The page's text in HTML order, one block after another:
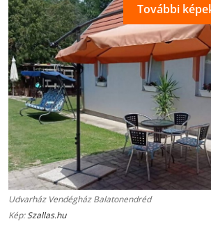
Udvarház Vendégház Balatonendréd
Kép:Szallas.hu
További